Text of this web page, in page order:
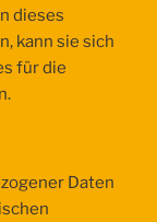
dieses
kann sie sich
für die
Daten